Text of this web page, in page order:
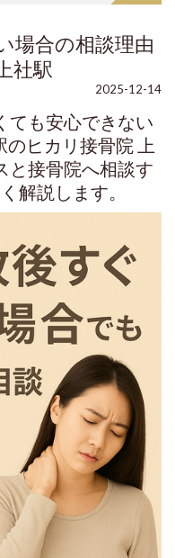
場合の相談理由
社駅
2025-12-14
ても安心できない
ヒカリ接骨院 上
と接骨院へ相談す
解説します。